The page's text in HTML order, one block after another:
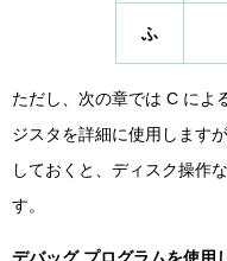
ふ
ただし、次の章では C によ
ジスタを詳細に使用します
しておくと、ディスク操作
す。
デバッグ プログラムを使用